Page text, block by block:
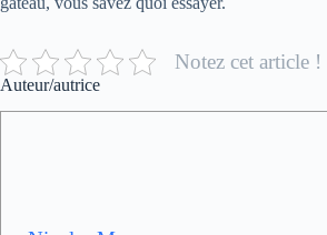
Notez cet article !
Auteur/autrice